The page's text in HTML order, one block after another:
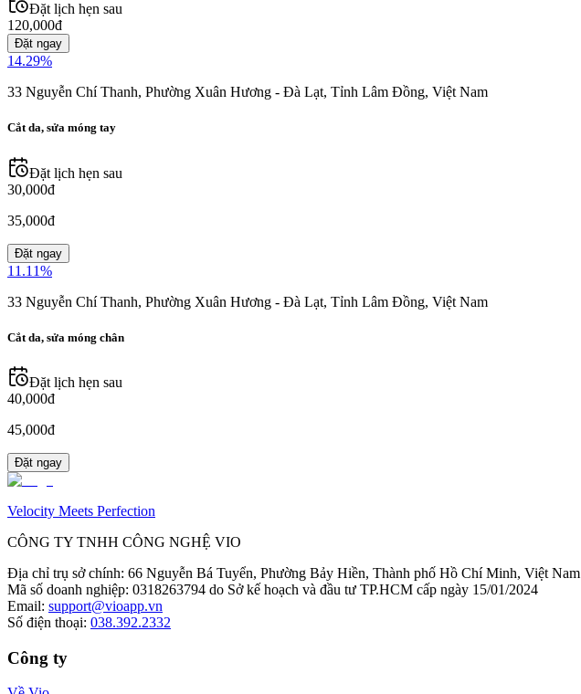
Đặt lịch hẹn sau
120,000đ
Đặt ngay
14.29%
33 Nguyễn Chí Thanh, Phường Xuân Hương - Đà Lạt, Tỉnh Lâm Đồng, Việt Nam
Cắt da, sửa móng tay
Đặt lịch hẹn sau
30,000đ
35,000đ
Đặt ngay
11.11%
33 Nguyễn Chí Thanh, Phường Xuân Hương - Đà Lạt, Tỉnh Lâm Đồng, Việt Nam
Cắt da, sửa móng chân
Đặt lịch hẹn sau
40,000đ
45,000đ
Đặt ngay
Velocity Meets Perfection
CÔNG TY TNHH CÔNG NGHỆ VIO
Địa chỉ trụ sở chính: 66 Nguyễn Bá Tuyển, Phường Bảy Hiền, Thành phố Hồ Chí Minh, Việt Nam
Mã số doanh nghiệp: 0318263794 do Sở kế hoạch và đầu tư TP.HCM cấp ngày 15/01/2024
Email: support@vioapp.vn
Số điện thoại: 038.392.2332
Công ty